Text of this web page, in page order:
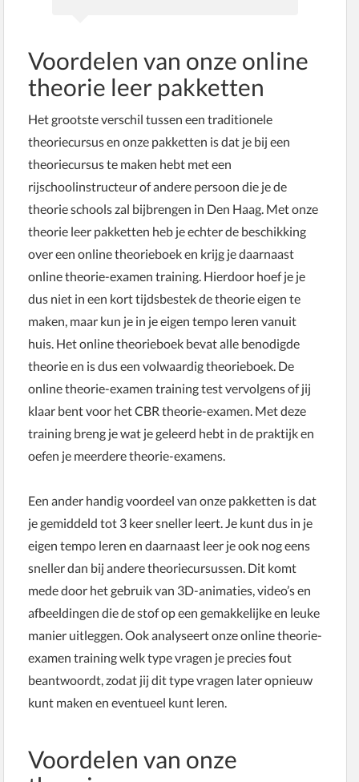
Voordelen van onze online
theorie leer pakketten
Het grootste verschil tussen een traditionele
theoriecursus en onze pakketten is dat je bij een
theoriecursus te maken hebt met een
rijschoolinstructeur of andere persoon die je de
theorie schools zal bijbrengen in Den Haag. Met onze
theorie leer pakketten heb je echter de beschikking
over een online theorieboek en krijg je daarnaast
online theorie-examen training. Hierdoor hoef je je
dus niet in een kort tijdsbestek de theorie eigen te
maken, maar kun je in je eigen tempo leren vanuit
huis. Het online theorieboek bevat alle benodigde
theorie en is dus een volwaardig theorieboek. De
online theorie-examen training test vervolgens of jij
klaar bent voor het CBR theorie-examen. Met deze
training breng je wat je geleerd hebt in de praktijk en
oefen je meerdere theorie-examens.
Een ander handig voordeel van onze pakketten is dat
je gemiddeld tot 3 keer sneller leert. Je kunt dus in je
eigen tempo leren en daarnaast leer je ook nog eens
sneller dan bij andere theoriecursussen. Dit komt
mede door het gebruik van 3D-animaties, video’s en
afbeeldingen die de stof op een gemakkelijke en leuke
manier uitleggen. Ook analyseert onze online theorie-
examen training welk type vragen je precies fout
beantwoordt, zodat jij dit type vragen later opnieuw
kunt maken en eventueel kunt leren.
Voordelen van onze